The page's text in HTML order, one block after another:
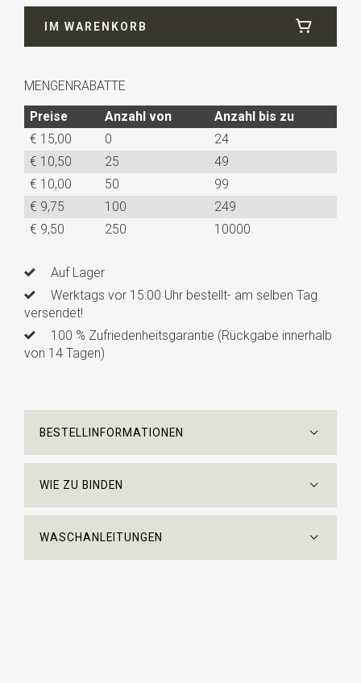
Länge ca. 148 cm
IM WARENKORB
MENGENRABATTE
Preise
Anzahl von
Anzahl bis zu
€ 15,00
0
24
€ 10,50
25
49
€ 10,00
50
99
€ 9,75
100
249
€ 9,50
250 10000
Auf Lager
Werktags vor 15:00 Uhr bestellt- am selben Tag
versendet!
100 % Zufriedenheitsgarantie (Rückgabe innerhalb
von 14 Tagen)
BESTELLINFORMATIONEN
WIE ZU BINDEN
WASCHANLEITUNGEN